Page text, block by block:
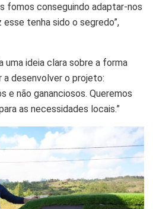
fomos conseguindo adaptar-nos
tenha sido o segredo”,
uma ideia clara sobre a forma
desenvolver o projeto:
e não gananciosos. Queremos
as necessidades locais.”